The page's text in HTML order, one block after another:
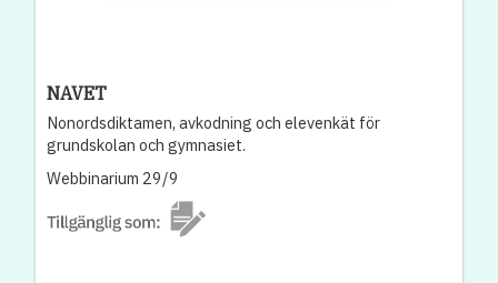
NAVET
Nonordsdiktamen, avkodning och elevenkät för
grundskolan och gymnasiet.
Webbinarium 29/9